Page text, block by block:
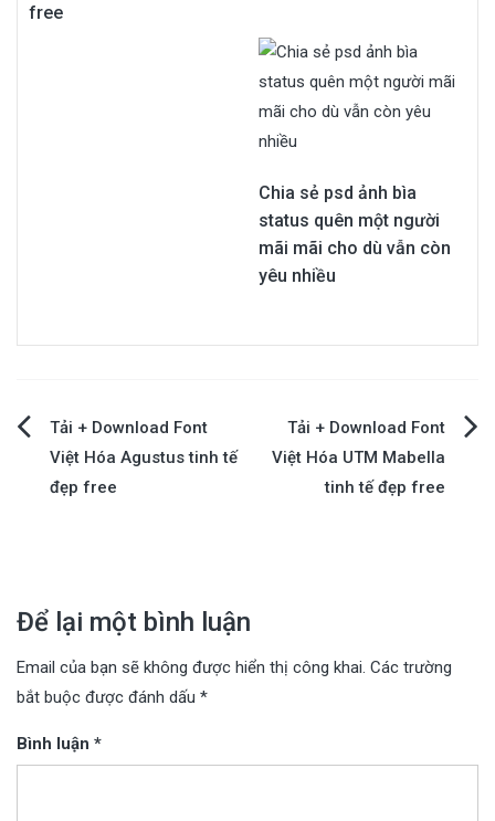
free
Chia sẻ psd ảnh bìa
status quên một người
mãi mãi cho dù vẫn còn
yêu nhiều
Điều
hướng
Tải + Download Font
Việt Hóa Agustus tinh tế
đẹp free
Tải + Download Font
Việt Hóa UTM Mabella
tinh tế đẹp free
Để lại một bình luận
Email của bạn sẽ không được hiển thị công khai. Các trường
bắt buộc được đánh dấu *
Bình luận *